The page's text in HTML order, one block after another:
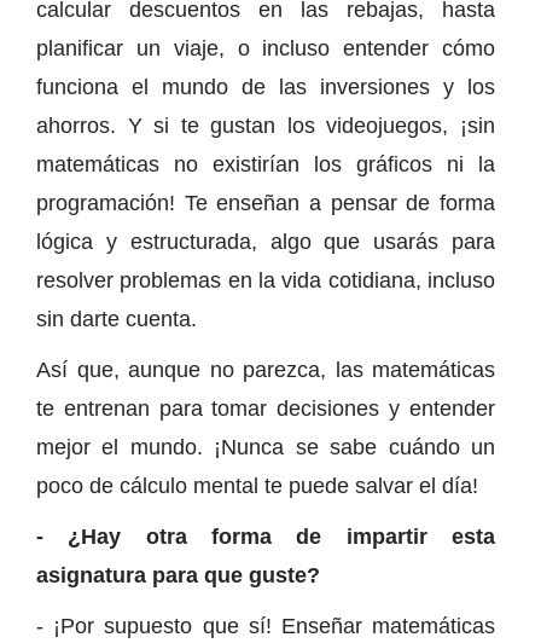
calcular descuentos en las rebajas, hasta
planificar un viaje, o incluso entender cómo
funciona el mundo de las inversiones y los
ahorros. Y si te gustan los videojuegos, ¡sin
matemáticas no existirían los gráficos ni la
programación! Te enseñan a pensar de forma
lógica y estructurada, algo que usarás para
resolver problemas en la vida cotidiana, incluso
sin darte cuenta.
Así que, aunque no parezca, las matemáticas
te entrenan para tomar decisiones y entender
mejor el mundo. ¡Nunca se sabe cuándo un
poco de cálculo mental te puede salvar el día!
- ¿Hay otra forma de impartir esta
asignatura para que guste?
- ¡Por supuesto que sí! Enseñar matemáticas